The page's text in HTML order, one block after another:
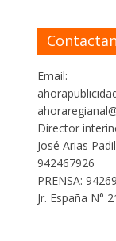
Email:
Director
José Arias
942467926
PRENSA:
Jr. España N°